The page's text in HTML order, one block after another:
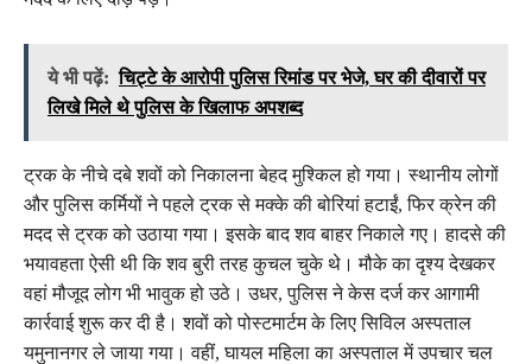
ये भी पढ़ें: चिट्टे के आरोपी पुलिस रिमांड पर भेजे, घर की दीवारों पर
लिखे मिले थे पुलिस के खिलाफ अपशब्द
ट्रक के नीचे दबे शवों को निकालना बेहद मुश्किल हो गया। स्थानीय लोगों
और पुलिस कर्मियों ने पहले ट्रक से मक्के की बोरियां हटाईं, फिर क्रेन की
मदद से ट्रक को उठाया गया। इसके बाद शव बाहर निकाले गए। हादसे की
भयावहता ऐसी थी कि शव बुरी तरह कुचल चुके थे। मौके का दृश्य देखकर
वहां मौजूद लोग भी भावुक हो उठे। उधर, पुलिस ने केस दर्ज कर आगामी
कार्रवाई शुरू कर दी है। शवों को पोस्टमार्टम के लिए सिविल अस्पताल
यमुनानगर ले जाया गया। वहीं, घायल महिला का अस्पताल में उपचार चल